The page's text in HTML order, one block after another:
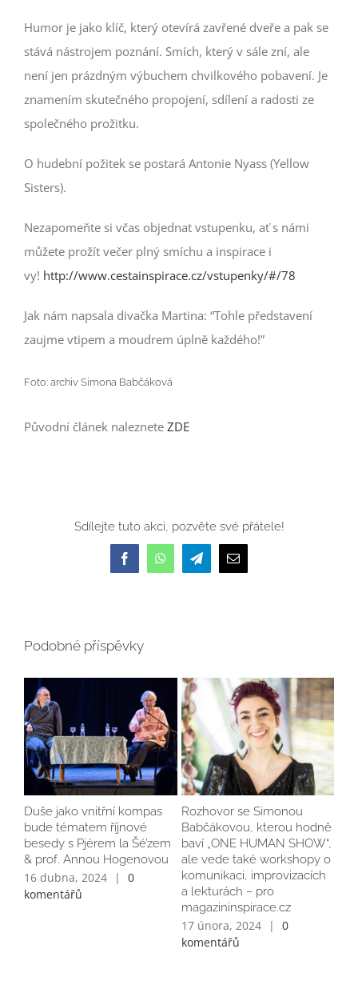
Humor je jako klíč, který otevírá zavřené dveře a pak se
stává nástrojem poznání. Smích, který v sále zní, ale
není jen prázdným výbuchem chvilkového pobavení. Je
znamením skutečného propojení, sdílení a radosti ze
společného prožitku.
O hudební požitek se postará Antonie Nyass (Yellow
Sisters).
Nezapomeňte si včas objednat vstupenku, ať s námi
můžete prožít večer plný smíchu a inspirace i
vy! http://www.cestainspirace.cz/vstupenky/#/78
Jak nám napsala divačka Martina: “Tohle představení
zaujme vtipem a moudrem úplně každého!”
Foto: archiv Simona Babčáková
Původní článek naleznete ZDE
Sdílejte tuto akci, pozvěte své přátele!
FacebookWhatsAppTelegram
E-
mail
Podobné příspěvky
Duše jako vnitřní kompas
bude tématem říjnové
besedy s Pjérem la Šé’zem
& prof. Annou Hogenovou
16 dubna, 2024 |
0
komentářů
Rozhovor se Simonou
Babčákovou, kterou hodně
baví „ONE HUMAN SHOW“,
ale vede také workshopy o
komunikaci, improvizacích
a lekturách – pro
magazininspirace.cz
17 února, 2024 |
0
komentářů